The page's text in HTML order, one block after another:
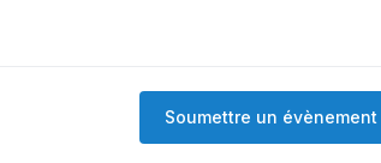
Soumettre un évènement